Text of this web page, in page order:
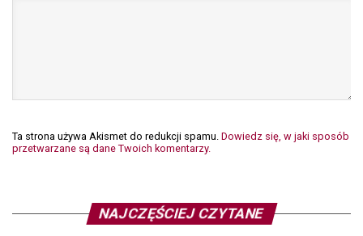
Ta strona używa Akismet do redukcji spamu. Dowiedz się, w jaki sposób
przetwarzane są dane Twoich komentarzy.
NAJCZĘŚCIEJ CZYTANE